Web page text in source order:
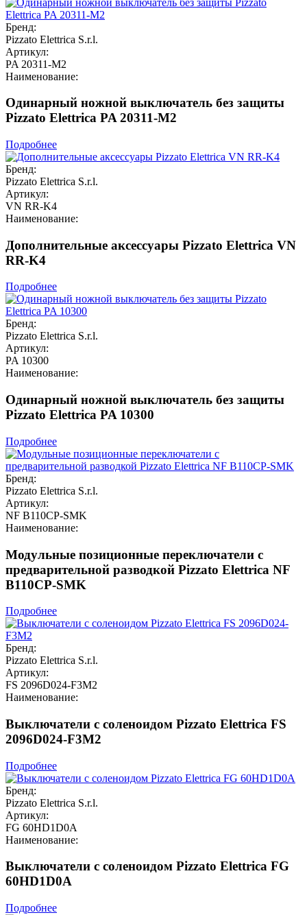
Бренд:
Pizzato Elettrica S.r.l.
Артикул:
PA 20311-M2
Наименование:
Одинарный ножной выключатель без защиты
Pizzato Elettrica PA 20311-M2
Подробнее
Бренд:
Pizzato Elettrica S.r.l.
Артикул:
VN RR-K4
Наименование:
Дополнительные аксессуары Pizzato Elettrica VN
RR-K4
Подробнее
Бренд:
Pizzato Elettrica S.r.l.
Артикул:
PA 10300
Наименование:
Одинарный ножной выключатель без защиты
Pizzato Elettrica PA 10300
Подробнее
Бренд:
Pizzato Elettrica S.r.l.
Артикул:
NF B110CP-SMK
Наименование:
Модульные позиционные переключатели с
предварительной разводкой Pizzato Elettrica NF
B110CP-SMK
Подробнее
Бренд:
Pizzato Elettrica S.r.l.
Артикул:
FS 2096D024-F3M2
Наименование:
Выключатели с соленоидом Pizzato Elettrica FS
2096D024-F3M2
Подробнее
Бренд:
Pizzato Elettrica S.r.l.
Артикул:
FG 60HD1D0A
Наименование:
Выключатели с соленоидом Pizzato Elettrica FG
60HD1D0A
Подробнее